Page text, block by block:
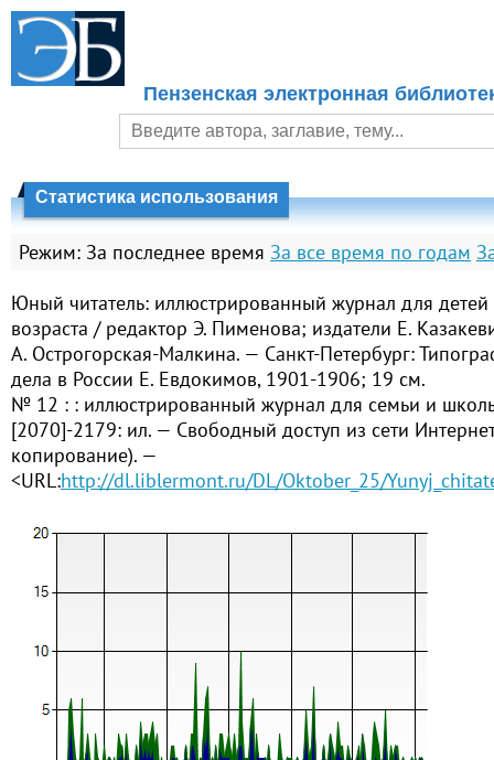
Пензенская электронная
Статистика использования
Режим: За последнее время За все время по годам
Юный читатель: иллюстрированный журнал для детей
возраста / редактор Э. Пименова; издатели Е.
А. Острогорская-Малкина. — Санкт-Петербург:
дела в России Е. Евдокимов, 1901-1906; 19 см.
№ 12 : : иллюстрированный журнал для семьи и
[2070]-2179: ил. — Свободный доступ из сети Интернет
копирование). —
<URL:http://dl.liblermont.ru/DL/Oktober_25/